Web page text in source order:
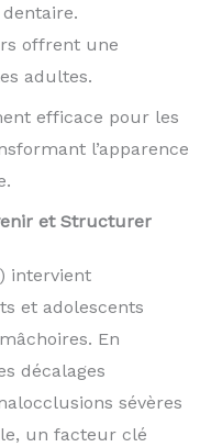
offrent une
adultes.
efficace pour les
l’apparence
et Structurer
intervient
et adolescents
En
décalages
sévères
un facteur clé